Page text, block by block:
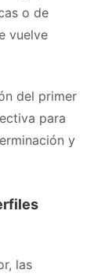
o de
vuelve
del primer
para
y
las